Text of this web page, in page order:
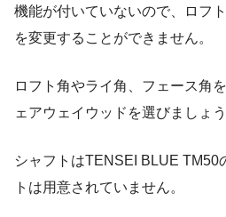
機能が付いていないので、ロフ
を変更することができません。
ロフト角やライ角、フェース角
ェアウェイウッドを選びましょう
シャフトはTENSEI BLUE TM50
トは用意されていません。